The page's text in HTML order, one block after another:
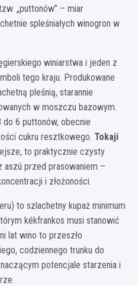
„puttonów” – miar
spleśniałych winogron w
winiarstwa i jeden z
tego kraju. Produkowane
pleśnią, starannie
w moszczu bazowym.
6 puttonów, obecnie
cukru resztkowego. Tokaji
to praktycznie czysty
przed prasowaniem –
i złożoności.
to szlachetny kupaż minimum
kékfrankos musi stanowić
lat wino to przeszło
codziennego trunku do
potencjale starzenia i